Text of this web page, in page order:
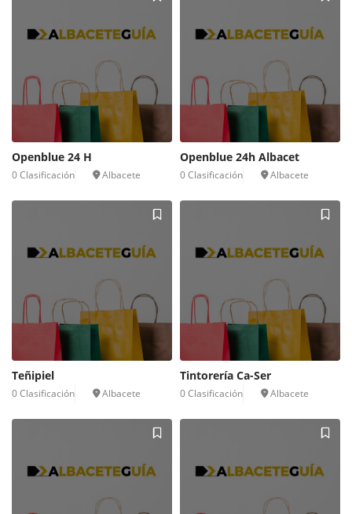
Openblue 24 H
0 Clasificación Albacete
Openblue 24h Albacet
0 Clasificación Albacete
Teñipiel
0 Clasificación Albacete
Tintorería Ca-Ser
0 Clasificación Albacete